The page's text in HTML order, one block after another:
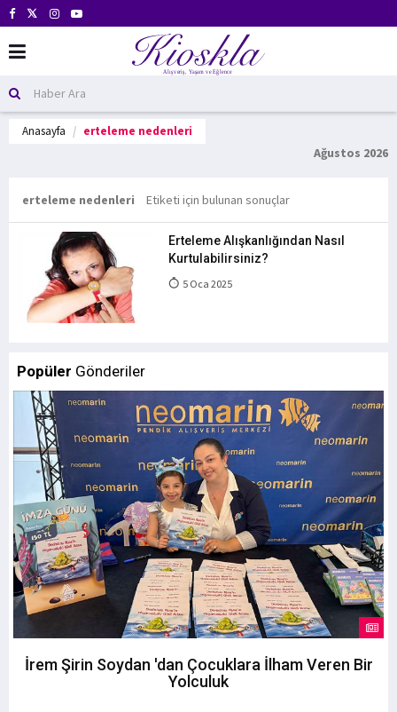
Anasayfa erteleme nedenleri
Ağustos 2026
erteleme nedenleri Etiketi için bulunan sonuçlar
Erteleme Alışkanlığından Nasıl
Kurtulabilirsiniz?
5 Oca 2025
Popüler Gönderiler
İrem Şirin Soydan 'dan Çocuklara İlham Veren Bir
Yolculuk